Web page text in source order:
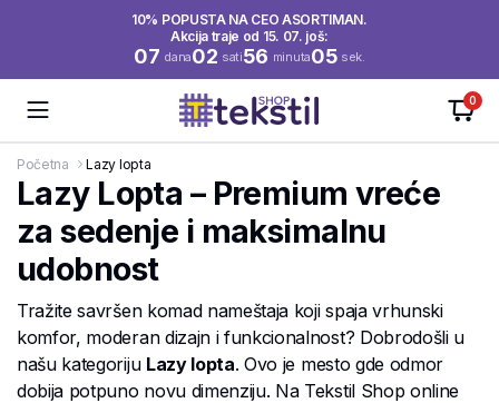
10% POPUSTA NA CEO ASORTIMAN.
Akcija traje od 15. 07. još:
07 dana02 sati56 minuta04 sek.
0
Početna Lazy lopta
Lazy Lopta – Premium vreće
za sedenje i maksimalnu
udobnost
Tražite savršen komad nameštaja koji spaja vrhunski
komfor, moderan dizajn i funkcionalnost? Dobrodošli u
našu kategoriju Lazy lopta. Ovo je mesto gde odmor
dobija potpuno novu dimenziju. Na Tekstil Shop online